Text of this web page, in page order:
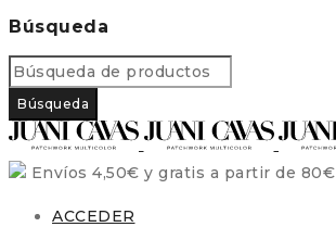
Búsqueda
Envíos 4,50€ y gratis a partir de 80€
ACCEDER